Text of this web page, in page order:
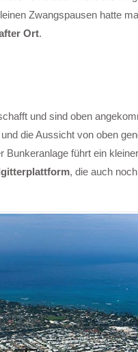
Zwangspausen hatte
Ort.
und sind oben
die Aussicht von oben
führt ein
, die auch